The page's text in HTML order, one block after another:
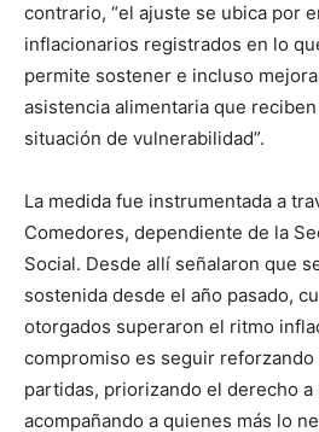
contrario, “el ajuste se ubica por
inflacionarios registrados en lo
permite sostener e incluso
asistencia alimentaria que
situación de vulnerabilidad”.
La medida fue instrumentada a
Comedores, dependiente de la
Social. Desde allí señalaron que
sostenida desde el año pasado,
otorgados superaron el ritmo
compromiso es seguir
partidas, priorizando el derecho a
acompañando a quienes más lo